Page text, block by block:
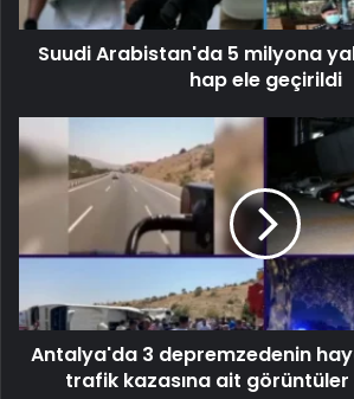
Suudi Arabistan'da 5 milyona
hap ele geçirildi
Antalya'da 3 depremzedenin
trafik kazasına ait görüntüler